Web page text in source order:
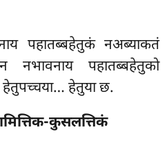
पहातब्बहेतुकं नअब्याकतं
नभावनाय पहातब्बहेतुको
हेतुपच्चया… हेतुया छ.
कुसलत्तिकं